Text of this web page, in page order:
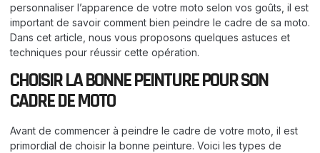
personnaliser l’apparence de votre moto selon vos goûts, il est
important de savoir comment bien peindre le cadre de sa moto.
Dans cet article, nous vous proposons quelques astuces et
techniques pour réussir cette opération.
CHOISIR LA BONNE PEINTURE POUR SON
CADRE DE MOTO
Avant de commencer à peindre le cadre de votre moto, il est
primordial de choisir la bonne peinture. Voici les types de